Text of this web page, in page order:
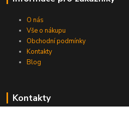
O nás
Vše o nákupu
Obchodní podmínky
Kontakty
Blog
Kontakty